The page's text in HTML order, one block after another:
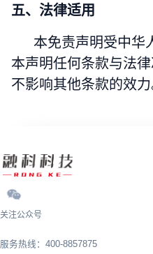
五、法律适用
本免责声明受中华
本声明任何条款与法
不影响其他条款的效力
关注公众号
服务热线：400-8857875